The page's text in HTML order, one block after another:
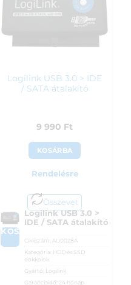
Logilink USB 3.0 > IDE
/ SATA átalakító
9 990 Ft
KOSÁRBA
Rendelésre
Összevet
KOSÁRBA
Logilink USB 3.0 >
IDE / SATA átalakító
Cikkszám: AU0028A
Kategória: HDD és SSD
dokkolók
Gyártó: Logilink
Garanciaidő:
24 hónap